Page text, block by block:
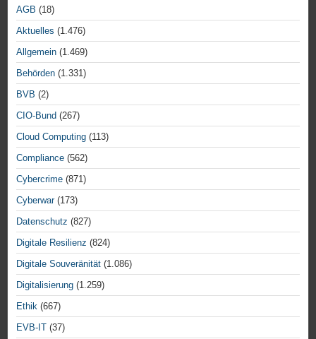
AGB (18)
Aktuelles (1.476)
Allgemein (1.469)
Behörden (1.331)
BVB (2)
CIO-Bund (267)
Cloud Computing (113)
Compliance (562)
Cybercrime (871)
Cyberwar(173)
Datenschutz (827)
Digitale Resilienz (824)
Digitale Souveränität (1.086)
Digitalisierung (1.259)
Ethik (667)
EVB-IT (37)